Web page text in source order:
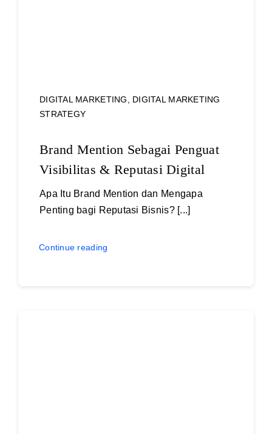
DIGITAL MARKETING
DIGITAL MARKETING
STRATEGY
Brand Mention Sebagai Penguat
Visibilitas & Reputasi Digital
Apa Itu Brand Mention dan Mengapa
Penting bagi Reputasi Bisnis? [...]
Continue reading